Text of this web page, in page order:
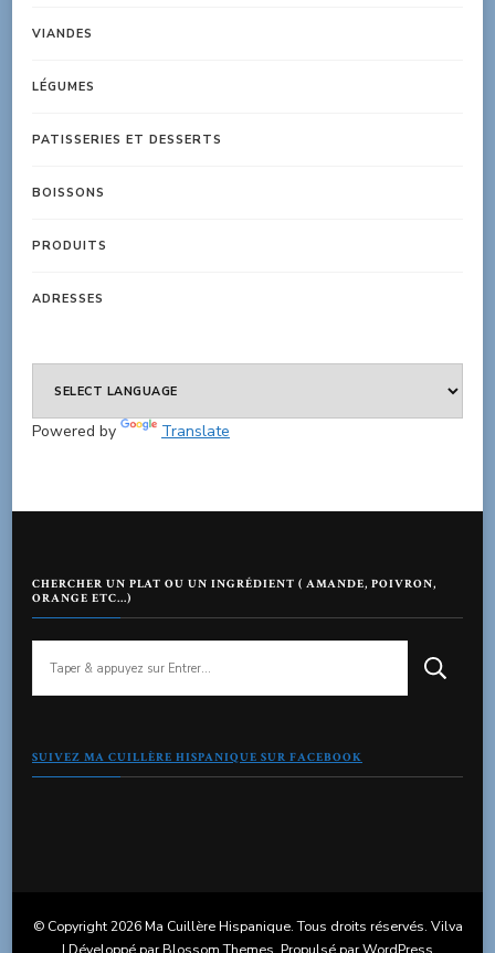
VIANDES
LÉGUMES
PATISSERIES ET DESSERTS
BOISSONS
PRODUITS
ADRESSES
Powered by Translate
CHERCHER UN PLAT OU UN INGRÉDIENT ( AMANDE, POIVRON,
ORANGE ETC…)
recherchiez
?
SUIVEZ MA CUILLÈRE HISPANIQUE SUR FACEBOOK
© Copyright 2026Ma Cuillère Hispanique. Tous droits réservés. Vilva